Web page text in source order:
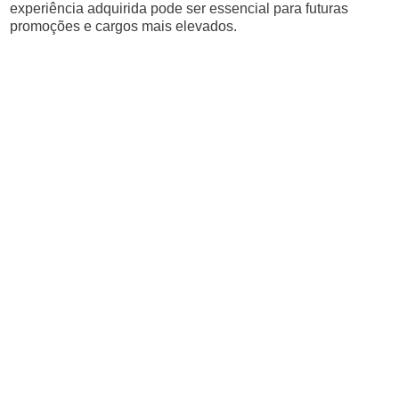
experiência adquirida pode ser essencial para futuras
promoções e cargos mais elevados.